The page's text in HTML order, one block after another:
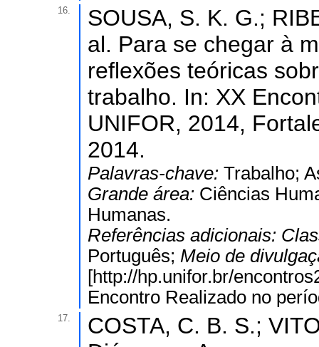
16.
SOUSA, S. K. G.;
al. Para se chegar à
reflexões teóricas
trabalho. In: XX
UNIFOR, 2014,
2014.
Palavras-chave: Trabalho;
Grande área: Ciências
Humanas.
Referências adicionais:
Português; Meio de
[http://hp.unifor.br/
Encontro Realizado no
17.
COSTA, C. B. S.;